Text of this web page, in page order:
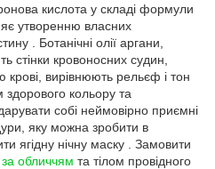
кислота у складі формули
утворенню власних
. Ботанічні олії аргани,
стінки кровоносних судин,
крові, вирівнюють рельєф і тон
здорового кольору та
собі неймовірно приємні
яку можна зробити в
ягідну нічну маску . Замовити
обличчям та тілом провідного